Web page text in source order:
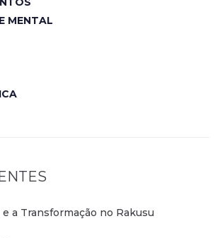
MENTAL
a Transformação no Rakusu